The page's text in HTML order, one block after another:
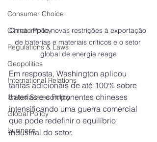
Consumer Choice
Climate Policy
Regulations & Laws
Geopolitics
International Relations
United States Policy
Global Policy
Business
China impõe novas restrições à exportação
de baterias e materiais críticos e o setor
global de energia reage
Em resposta, Washington aplicou
tarifas adicionais de até 100% sobre
baterias e componentes chineses
intensificando uma guerra comercial
que pode redefinir o equilíbrio
industrial do setor.